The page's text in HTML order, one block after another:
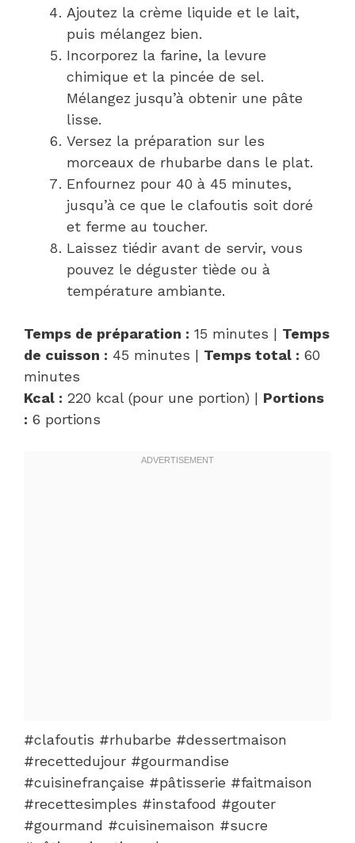
Ajoutez la crème liquide et le lait,
puis mélangez bien.
Incorporez la farine, la levure
chimique et la pincée de sel.
Mélangez jusqu’à obtenir une pâte
lisse.
Versez la préparation sur les
morceaux de rhubarbe dans le plat.
Enfournez pour 40 à 45 minutes,
jusqu’à ce que le clafoutis soit doré
et ferme au toucher.
Laissez tiédir avant de servir, vous
pouvez le déguster tiède ou à
température ambiante.
Temps de préparation : 15 minutes | Temps
de cuisson : 45 minutes | Temps total : 60
minutes
Kcal : 220 kcal (pour une portion) | Portions
: 6 portions
#clafoutis #rhubarbe #dessertmaison
#recettedujour #gourmandise
#cuisinefrançaise #pâtisserie #faitmaison
#recettesimples #instafood #gouter
#gourmand #cuisinemaison #sucre